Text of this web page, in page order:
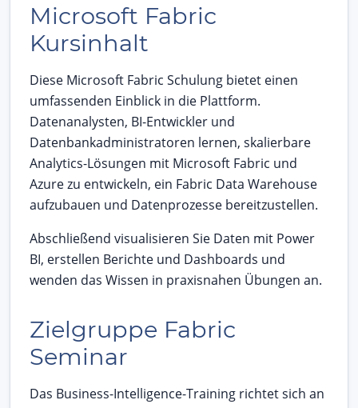
Microsoft Fabric
Kursinhalt
Diese Microsoft Fabric Schulung bietet einen
umfassenden Einblick in die Plattform.
Datenanalysten, BI-Entwickler und
Datenbankadministratoren lernen, skalierbare
Analytics-Lösungen mit Microsoft Fabric und
Azure zu entwickeln, ein Fabric Data Warehouse
aufzubauen und Datenprozesse bereitzustellen.
Abschließend visualisieren Sie Daten mit Power
BI, erstellen Berichte und Dashboards und
wenden das Wissen in praxisnahen Übungen an.
Zielgruppe Fabric
Seminar
Das Business-Intelligence-Training richtet sich an